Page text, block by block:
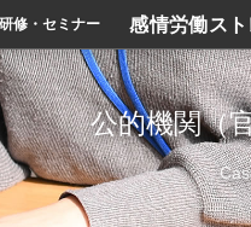
研修・セミナー 感情労働スト
公的機関（